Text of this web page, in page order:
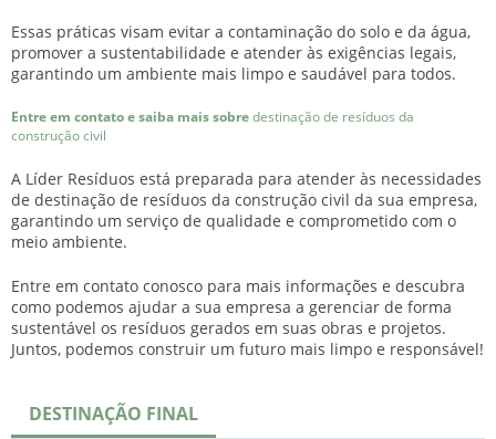
Essas práticas visam evitar a contaminação do solo e da água,
promover a sustentabilidade e atender às exigências legais,
garantindo um ambiente mais limpo e saudável para todos.
Entre em contato e saiba mais sobredestinação de resíduos da
construção civil
A Líder Resíduos está preparada para atender às necessidades
de destinação de resíduos da construção civil da sua empresa,
garantindo um serviço de qualidade e comprometido com o
meio ambiente.
Entre em contato conosco para mais informações e descubra
como podemos ajudar a sua empresa a gerenciar de forma
sustentável os resíduos gerados em suas obras e projetos.
Juntos, podemos construir um futuro mais limpo e responsável!
DESTINAÇÃO FINAL